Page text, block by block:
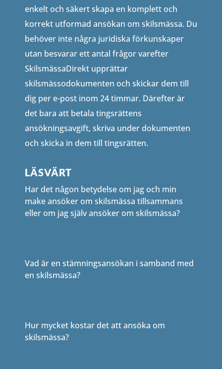
enkelt och säkert skapa en komplett och
korrekt utformad ansökan om skilsmässa. Du
behöver inte några juridiska förkunskaper
utan besvarar ett antal frågor varefter
SkilsmässaDirekt upprättar
skilsmässodokumenten och skickar dem till
dig per e-post inom 24 timmar. Därefter är
det bara att betala tingsrättens
ansökningsavgift, skriva under dokumenten
och skicka in dem till tingsrätten.
LÄSVÄRT
Har det någon betydelse om jag och min
make ansöker om skilsmässa tillsammans
eller om jag själv ansöker om skilsmässa?
Vad är en stämningsansökan i samband med
en skilsmässa?
Hur mycket kostar det att ansöka om
skilsmässa?